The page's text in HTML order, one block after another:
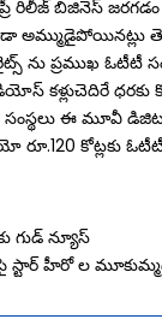
రిలీజ్ బిజినెస్
అమ్ముడైపోయినట్లు
ను ప్రముఖ ఓటీటీ
కళ్లుచెదిరే ధరకు
ఈ మూవీ
కోట్లకు ఓటీటీ
గుడ్ న్యూస్
స్టార్ హీరో ల